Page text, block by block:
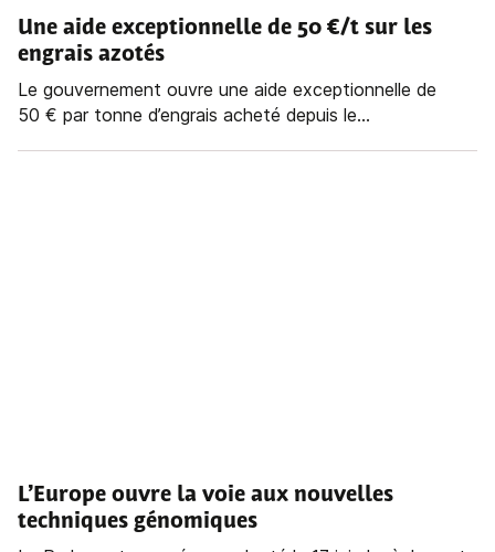
Une aide exceptionnelle de 50 €/t sur les
engrais azotés
Le gouvernement ouvre une aide exceptionnelle de
50 € par tonne d’engrais acheté depuis le...
L’Europe ouvre la voie aux nouvelles
techniques génomiques